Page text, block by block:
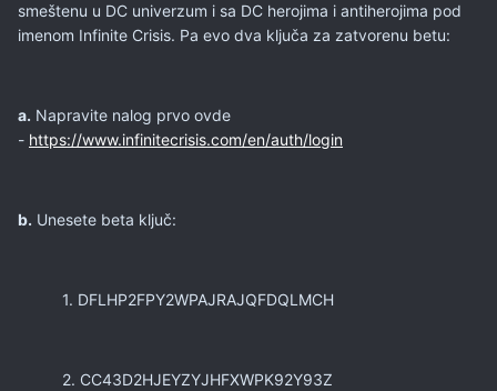
smeštenu u DC univerzum i sa DC herojima i antiherojima pod
imenom Infinite Crisis. Pa evo dva ključa za zatvorenu betu:
a. Napravite nalog prvo ovde
- https://www.infinitecrisis.com/en/auth/login
b. Unesete beta ključ:
1. DFLHP2FPY2WPAJRAJQFDQLMCH
2. CC43D2HJEYZYJHFXWPK92Y93Z